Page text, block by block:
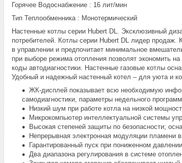
Горячее Водоснабжение : 16 лит/мин
Тип Теплообменника : Монотермический
Настенные котлы серии Hubert DL. Эксклюзивный
потребителей. Котлы серии Hubert DL лидер продаж.
в управлении и предпочитает минимальное
при выборе режима отопления позволят экономить
коды автодиагностики. Настенные газовые котлы
Удобный и надежный настенный котел – для уюта и
ЖК-дисплей показывает всю необходимую
самодиагностики, параметры недельного
Низкий шум при работе котла на низкой
Микрокомпьютер интеллектуальной системы
Высокая степеней защиты по безопасности;
Непрерывная электронная модуляции пламени
Гарантированный пуск при пониженном
Два диапазона регулирования в системе